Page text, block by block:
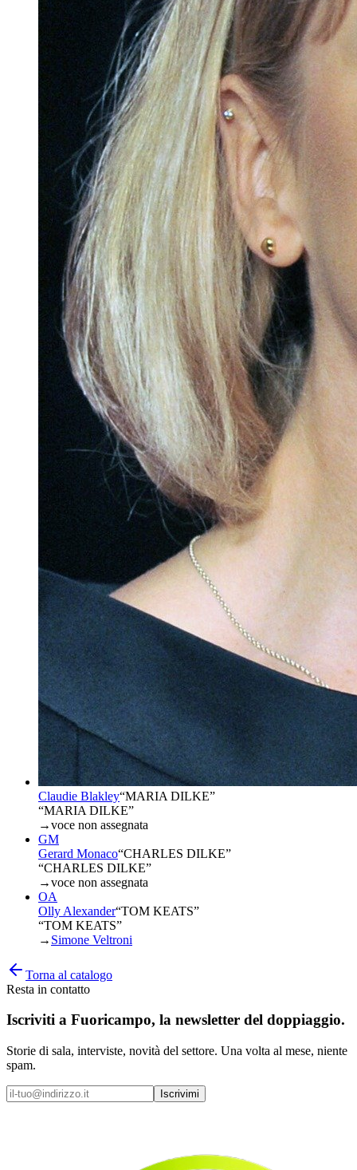
Claudie Blakley“MARIA DILKE”
“MARIA DILKE”
→voce non assegnata
GM
Gerard Monaco“CHARLES DILKE”
“CHARLES DILKE”
→voce non assegnata
OA
Olly Alexander“TOM KEATS”
“TOM KEATS”
→ Simone Veltroni
Torna al catalogo
Resta in contatto
Iscriviti a Fuoricampo, la newsletter del doppiaggio.
Storie di sala, interviste, novità del settore. Una volta al mese, niente
spam.
Iscrivimi